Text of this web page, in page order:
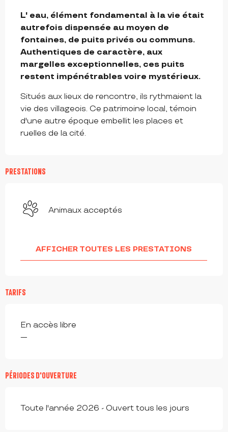
L' eau, élément fondamental à la vie était
autrefois dispensée au moyen de
fontaines, de puits privés ou communs.
Authentiques de caractère, aux
margelles exceptionnelles, ces puits
restent impénétrables voire mystérieux.
Situés aux lieux de rencontre, ils rythmaient la
vie des villageois. Ce patrimoine local, témoin
d'une autre époque embellit les places et
ruelles de la cité.
PRESTATIONS
Animaux acceptés
AFFICHER TOUTES LES PRESTATIONS
TARIFS
En accès libre
—
PÉRIODES D'OUVERTURE
Toute l'année 2026 - Ouvert tous les jours